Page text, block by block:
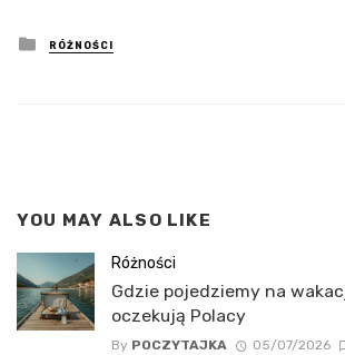
Posted
in
RÓŻNOŚCI
YOU MAY ALSO LIKE
Różności
Gdzie pojedziemy na
oczekują Polacy
By POCZYTAJKA 05/07/2026